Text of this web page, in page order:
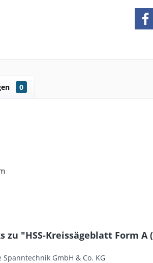
0
"HSS-Kreissägeblatt Form A
GmbH & Co. KG